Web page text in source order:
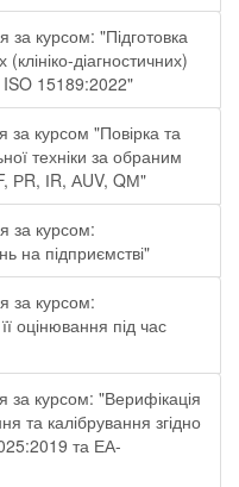
за курсом: "Підготовка
діагностичних)
ISO 15189:2022"
за курсом "Повірка та
техніки за обраним
РR, ІR, АUV, QМ"
за курсом:
на підприємстві"
за курсом:
оцінювання під час
за курсом: "Верифікація
та калібрування згідно
та ЕА-